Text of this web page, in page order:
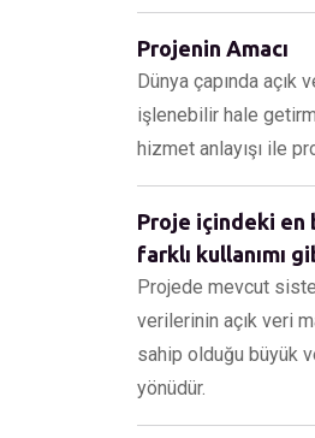
Projenin Amacı
Dünya çapında açık
işlenebilir hale
hizmet anlayışı ile
Proje içindeki en
farklı kullanımı
Projede mevcut
verilerinin açık veri
sahip olduğu büyük
yönüdür.